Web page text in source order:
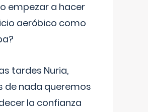
empezar a hacer
aeróbico como
tardes Nuria,
de nada queremos
la confianza